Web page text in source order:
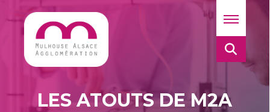
LES ATOUTS DE M2A